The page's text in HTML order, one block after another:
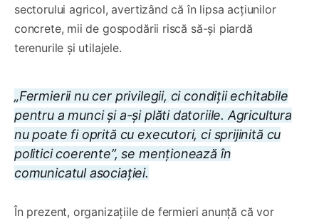
sectorului agricol, avertizând că în lipsa acțiunilor
concrete, mii de gospodării riscă să-și piardă
terenurile și utilajele.
„Fermierii nu cer privilegii, ci condiții echitabile
pentru a munci și a-și plăti datoriile. Agricultura
nu poate fi oprită cu executori, ci sprijinită cu
politici coerente”, se menționează în
comunicatul asociației.
În prezent, organizațiile de fermieri anunță că vor